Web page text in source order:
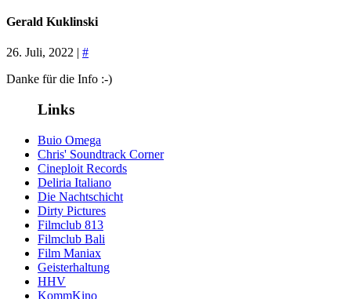
Gerald Kuklinski
26. Juli, 2022 | #
Danke für die Info :-)
Links
Buio Omega
Chris' Soundtrack Corner
Cineploit Records
Deliria Italiano
Die Nachtschicht
Dirty Pictures
Filmclub 813
Filmclub Bali
Film Maniax
Geisterhaltung
HHV
KommKino